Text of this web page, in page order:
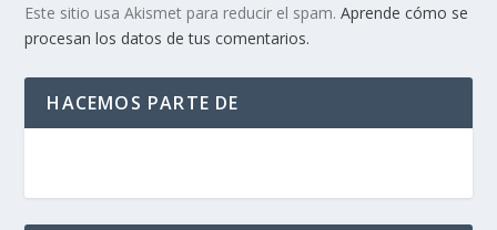
Este sitio usa Akismet para reducir el spam.Aprende cómo se
procesan los datos de tus comentarios.
HACEMOS PARTE DE